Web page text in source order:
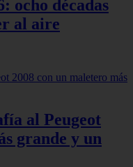
ocho décadas
al aire
al Peugeot
grande y un